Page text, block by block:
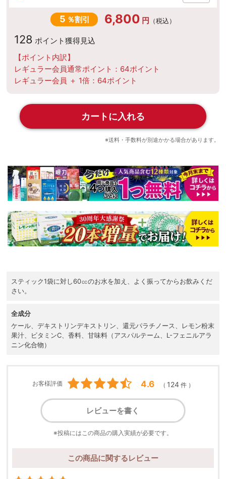
5 ％割引 6,800 円 （税込）
128 ポイント獲得見込
【ポイント内訳】
レギュラー会員通常ポイント： 64ポイント
レギュラー会員 ＋ 1倍： 64ポイント
カートに入れる
※送料・手数料が別途かかる場合があります。
スティック1袋に対し60㏄のお水を加え、よく振ってからお飲みくだ
さい。
全成分
ケール、デキストリンデキストリン、還元パラチノース、レモン粉末
果汁、ビタミンC、香料、甘味料（アスパルテーム、L-フェニルアラ
ニン化合物）
お客様評価 4.6 （ 124件 ）
レビューを書く
※投稿にはこの商品の購入実績が必要です。
この商品に関するレビュー